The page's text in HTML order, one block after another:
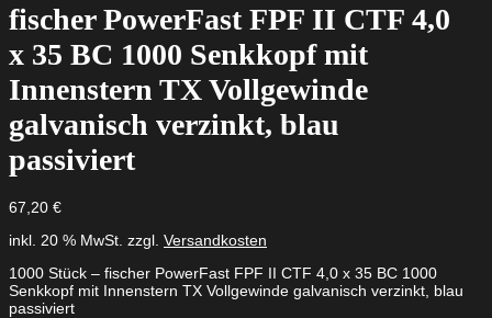
fischer PowerFast FPF II CTF 4,0
x 35 BC 1000 Senkkopf mit
Innenstern TX Vollgewinde
galvanisch verzinkt, blau
passiviert
67,20 €
inkl. 20 % MwSt. zzgl. Versandkosten
1000 Stück – fischer PowerFast FPF II CTF 4,0 x 35 BC 1000
Senkkopf mit Innenstern TX Vollgewinde galvanisch verzinkt, blau
passiviert